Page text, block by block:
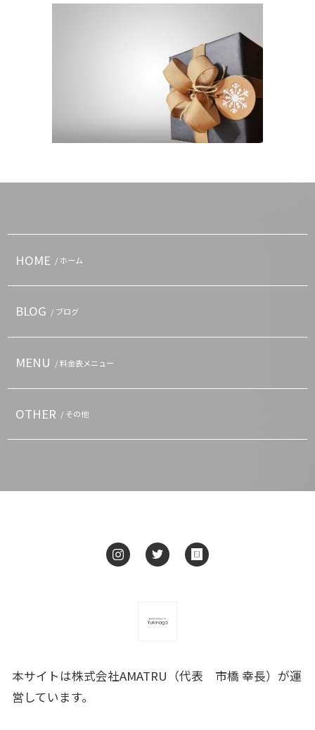
HOME / ホーム
BLOG / ブログ
MENU / 料金表メニュー
OTHER / その他
本サイトは株式会社AMATRU（代表 市橋 幸長）が運
営しています。